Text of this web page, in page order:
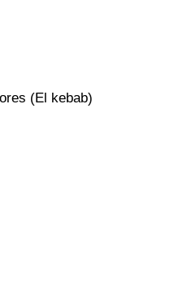
(El kebab)